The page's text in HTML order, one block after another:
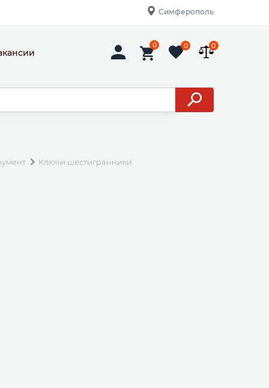
Симферополь
0 0 0
Ключи шестигранники